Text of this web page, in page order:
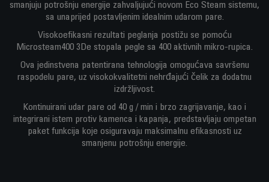
smanjuju potrošnju energije zahvaljujući novom Eco Steam sistemu,
sa unaprijed postavljenim idealnim udarom pare.
Visokoefikasni rezultati peglanja postižu se pomoću
Microsteam400 3De stopala pegle sa 400 aktivnih mikro-rupica.
Ova jedinstvena patentirana tehnologija omogućava savršenu
raspodelu pare, uz visokokvalitetni nehrđajući čelik za dodatnu
izdržljivost.
Kontinuirani udar pare od 40 g / min i brzo zagrijavanje, kao i
integrirani istem protiv kamenca i kapanja, predstavljaju ompetan
paket funkcija koje osiguravaju maksimalnu efikasnosti uz
smanjenu potrošnju energije.